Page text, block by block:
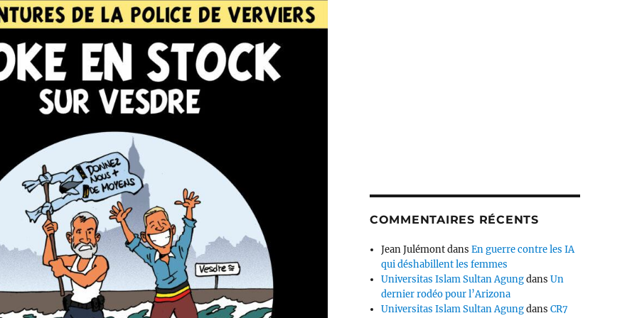
COMMENTAIRES RÉCENTS
Jean JulémontdansEn guerre contre les IA
qui déshabillent les femmes
Universitas Islam Sultan AgungdansUn
dernier rodéo pour l’Arizona
Universitas Islam Sultan AgungdansCR7